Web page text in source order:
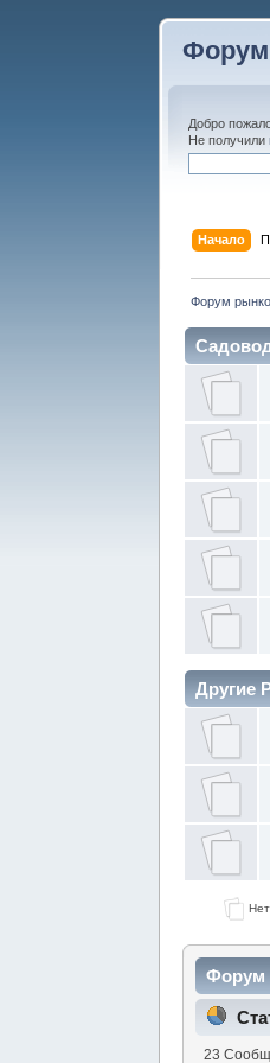
Добро
Не получили
Начало
Форум
Другие
Форум
23